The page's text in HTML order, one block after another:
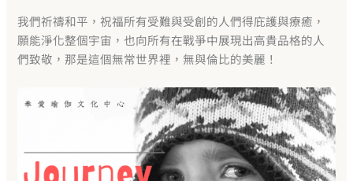
我們祈禱和平，祝福所有受難與受創的人們得庇護與療癒，
願能淨化整個宇宙，也向所有在戰爭中展現出高貴品格的人
們致敬，那是這個無常世界裡，無與倫比的美麗！